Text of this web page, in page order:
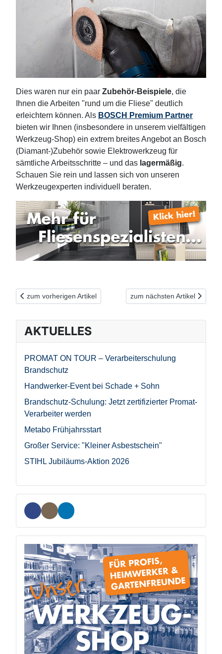
Dies waren nur ein paar Zubehör-Beispiele, die
Ihnen die Arbeiten "rund um die Fliese" deutlich
erleichtern können. Als BOSCH Premium Partner
bieten wir Ihnen (insbesondere in unserem vielfältigen
Werkzeug-Shop) ein extrem breites Angebot an Bosch
(Diamant-)Zubehör sowie Elektrowerkzeug für
sämtliche Arbeitsschritte – und das lagermäßig.
Schauen Sie rein und lassen sich von unseren
Werkzeugexperten individuell beraten.
Vorheriger Beitrag: Extrem effizient: BOSCH GDX mit 2-in-1
zum vorherigen Artikel Nächster Beitrag: Profis
zum nächsten Artikel
AKTUELLES
PROMAT ON TOUR – Verarbeiterschulung
Brandschutz
Handwerker-Event bei Schade + Sohn
Brandschutz-Schulung: Jetzt zertifizierter Promat-
Verarbeiter werden
Metabo Frühjahrsstart
Großer Service: "Kleiner Asbestschein"
STIHL Jubiläums-Aktion 2026